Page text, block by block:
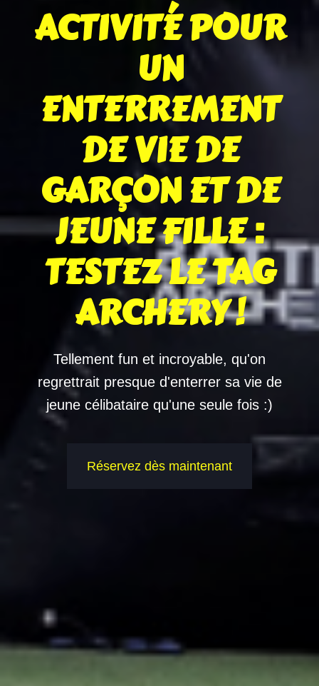
ACTIVITÉ POUR
UN
ENTERREMENT
DE VIE DE
GARÇON ET DE
JEUNE FILLE :
TESTEZ LE TAG
ARCHERY !
Tellement fun et incroyable, qu'on
regrettrait presque d'enterrer sa vie de
jeune célibataire qu'une seule fois :)
Réservez dès maintenant